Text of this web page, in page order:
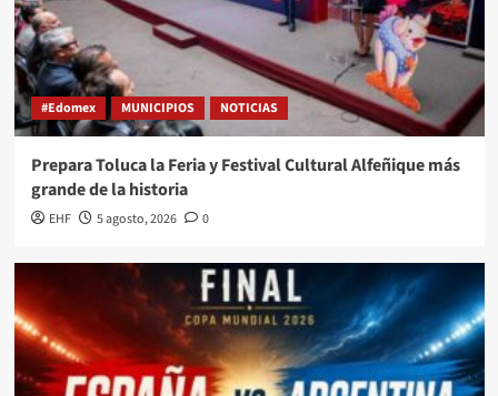
#Edomex MUNICIPIOS NOTICIAS
Prepara Toluca la Feria y Festival Cultural Alfeñique más
grande de la historia
EHF 5 agosto, 2026 0